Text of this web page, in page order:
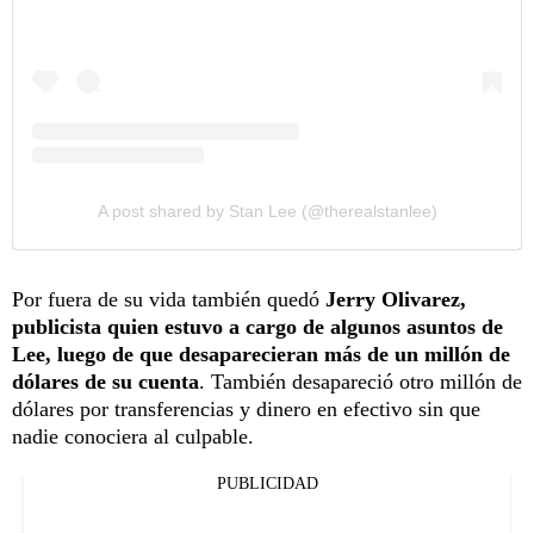
A post shared by Stan Lee (@therealstanlee)
Por fuera de su vida también quedó Jerry Olivarez,
publicista quien estuvo a cargo de algunos asuntos de
Lee, luego de que desaparecieran más de un millón de
dólares de su cuenta. También desapareció otro millón de
dólares por transferencias y dinero en efectivo sin que
nadie conociera al culpable.
PUBLICIDAD